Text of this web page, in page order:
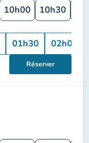
10h00 10h30
01h30 02h00
Réserver